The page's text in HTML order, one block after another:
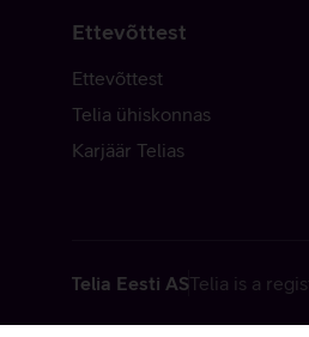
Ettevõttest
Ettevõttest
Telia ühiskonnas
Karjäär Telias
Telia Eesti ASTelia is a